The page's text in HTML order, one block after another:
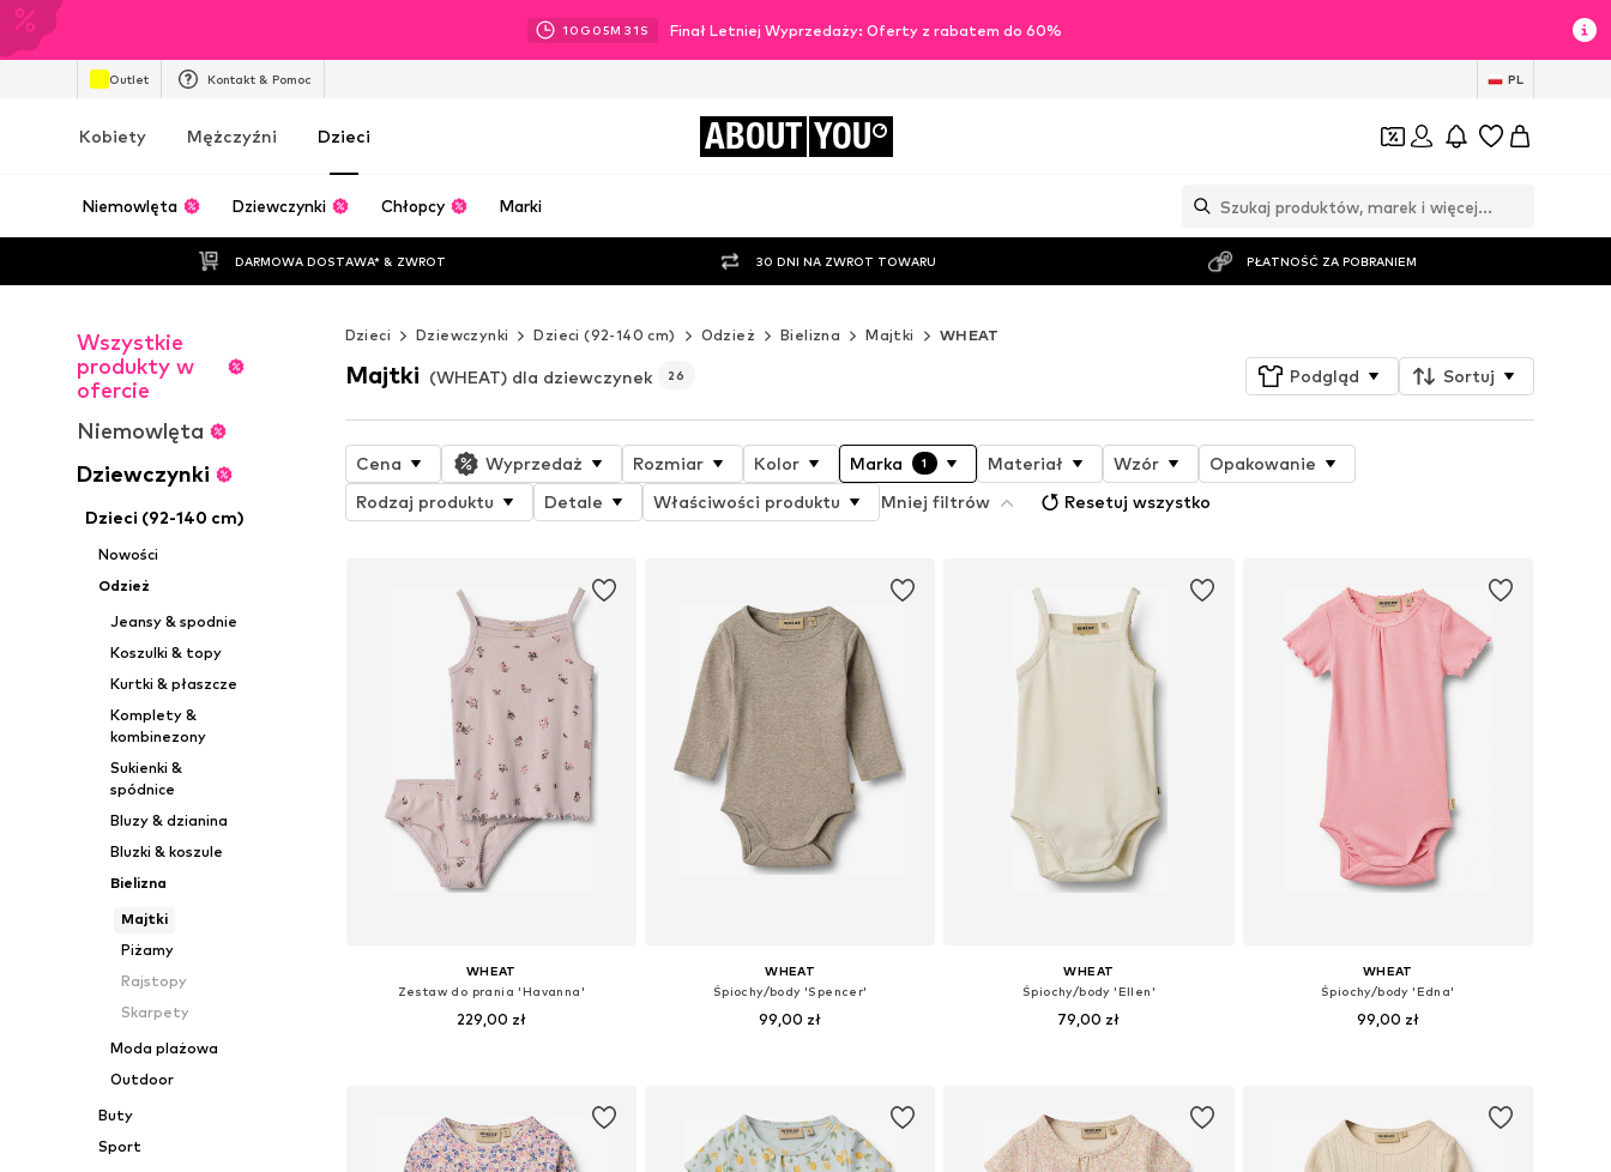
10 G 05M 28 S Finał Letniej Wyprzedaży: Oferty z rabatem do 60%
Outlet Kontakt & Pomoc PL
Kobiety Mężczyźni Dzieci ABOUT YOU
Niemowlęta Dziewczynki Chłopcy Marki
DARMOWA DOSTAWA* & ZWROT 30 DNI NA ZWROT TOWARU PŁATNOŚĆ ZA POBRANIEM
Wszystkie
produkty w
ofercie
Niemowlęta
Dziewczynki
Dzieci (92-140 cm)
Nowości
Odzież
Jeansy & spodnie
Koszulki & topy
Kurtki & płaszcze
Komplety &
kombinezony
Sukienki &
spódnice
Bluzy & dzianina
Bluzki & koszule
Bielizna
Majtki
Piżamy
Rajstopy
Skarpety
Moda plażowa
Outdoor
Buty
Sport
Dzieci Dziewczynki Dzieci (92-140 cm) Odzież Bielizna Majtki WHEAT
Majtki (WHEAT) dla dziewczynek 26 Podgląd Sortuj
Cena Wyprzedaż Rozmiar Kolor Marka 1 Materiał Wzór
Opakowanie
Rodzaj produktu
Detale Właściwości produktu Mniej filtrów Resetuj wszystko
WHEAT
Zestaw do prania 'Havanna'
229,00 zł
WHEAT
Śpiochy/body 'Spencer'
99,00 zł
WHEAT
Śpiochy/body 'Ellen'
79,00 zł
WHEAT
Śpiochy/body 'Edna'
99,00 zł